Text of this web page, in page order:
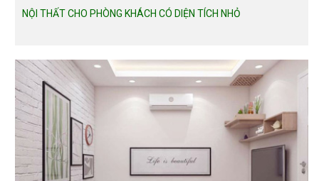
NỘI THẤT CHO PHÒNG KHÁCH CÓ DIỆN TÍCH NHỎ